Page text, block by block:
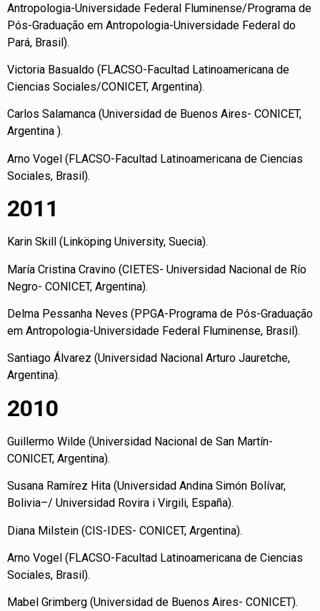
Antropologia-Universidade Federal Fluminense/Programa de
Pós-Graduação em Antropologia-Universidade Federal do
Pará, Brasil).
Victoria Basualdo (FLACSO-Facultad Latinoamericana de
Ciencias Sociales/CONICET, Argentina).
Carlos Salamanca (Universidad de Buenos Aires- CONICET,
Argentina ).
Arno Vogel (FLACSO-Facultad Latinoamericana de Ciencias
Sociales, Brasil).
2011
Karin Skill (Linköping University, Suecia).
María Cristina Cravino (CIETES- Universidad Nacional de Río
Negro- CONICET, Argentina).
Delma Pessanha Neves (PPGA-Programa de Pós-Graduação
em Antropologia-Universidade Federal Fluminense, Brasil).
Santiago Álvarez (Universidad Nacional Arturo Jauretche,
Argentina).
2010
Guillermo Wilde (Universidad Nacional de San Martín-
CONICET, Argentina).
Susana Ramírez Hita (Universidad Andina Simón Bolívar,
Bolivia–/ Universidad Rovira i Virgili, España).
Diana Milstein (CIS-IDES- CONICET, Argentina).
Arno Vogel (FLACSO-Facultad Latinoamericana de Ciencias
Sociales, Brasil).
Mabel Grimberg (Universidad de Buenos Aires- CONICET).